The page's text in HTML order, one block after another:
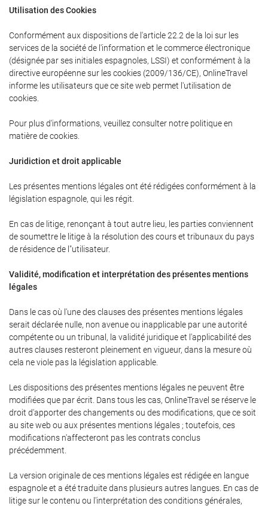
Utilisation des Cookies
Conformément aux dispositions de l'article 22.2 de la loi sur les
services de la société de l'information et le commerce électronique
(désignée par ses initiales espagnoles, LSSI) et conformément à la
directive européenne sur les cookies (2009/136/CE), OnlineTravel
informe les utilisateurs que ce site web permet l'utilisation de
cookies.
Pour plus d'informations, veuillez consulter notre politique en
matière de cookies.
Juridiction et droit applicable
Les présentes mentions légales ont été rédigées conformément à la
législation espagnole, qui les régit.
En cas de litige, renonçant à tout autre lieu, les parties conviennent
de soumettre le litige à la résolution des cours et tribunaux du pays
de résidence de l"utilisateur.
Validité, modification et interprétation des présentes mentions
légales
Dans le cas où l'une des clauses des présentes mentions légales
serait déclarée nulle, non avenue ou inapplicable par une autorité
compétente ou un tribunal, la validité juridique et l'applicabilité des
autres clauses resteront pleinement en vigueur, dans la mesure où
cela ne viole pas la législation applicable.
Les dispositions des présentes mentions légales ne peuvent être
modifiées que par écrit. Dans tous les cas, OnlineTravel se réserve le
droit d'apporter des changements ou des modifications, que ce soit
au site web ou aux présentes mentions légales ; toutefois, ces
modifications n'affecteront pas les contrats conclus
précédemment.
La version originale de ces mentions légales est rédigée en langue
espagnole et a été traduite dans plusieurs autres langues. En cas de
litige sur le contenu ou l'interprétation des conditions générales,